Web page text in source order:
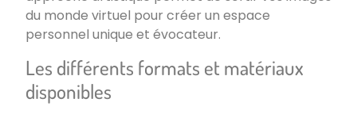
du monde virtuel pour créer un espace
personnel unique et évocateur.
Les différents formats et matériaux
disponibles